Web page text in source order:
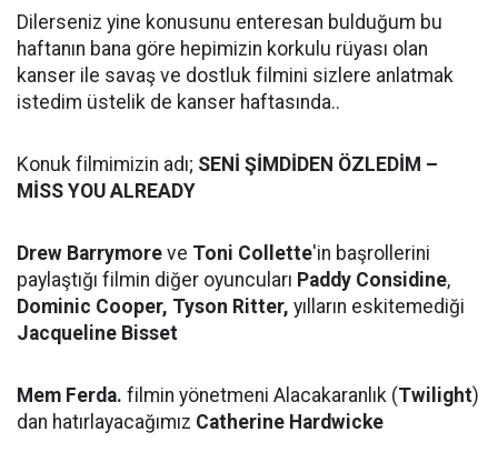
Dilerseniz yine konusunu enteresan bulduğum bu
haftanın bana göre hepimizin korkulu rüyası olan
kanser ile savaş ve dostluk filmini sizlere anlatmak
istedim üstelik de kanser haftasında..
Konuk filmimizin adı; SENİ ŞİMDİDEN ÖZLEDİM –
MİSS YOU ALREADY
Drew Barrymore ve Toni Collette'in başrollerini
paylaştığı filmin diğer oyuncuları Paddy Considine,
Dominic Cooper, Tyson Ritter, yılların eskitemediği
Jacqueline Bisset
Mem Ferda. filmin yönetmeni Alacakaranlık (Twilight)
dan hatırlayacağımız Catherine Hardwicke